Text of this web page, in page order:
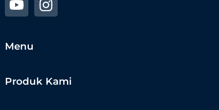
Menu
Produk Kami